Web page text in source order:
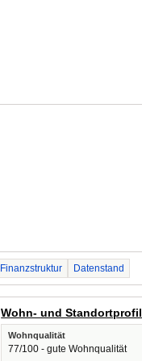
Finanzstruktur Datenstand
Wohn- und Standortprofil
Wohnqualität
77/100 - gute Wohnqualität